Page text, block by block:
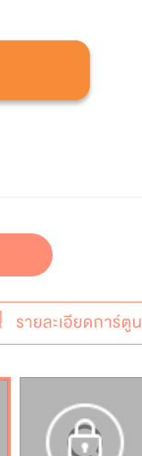
รายละเอียดการ์ตูน